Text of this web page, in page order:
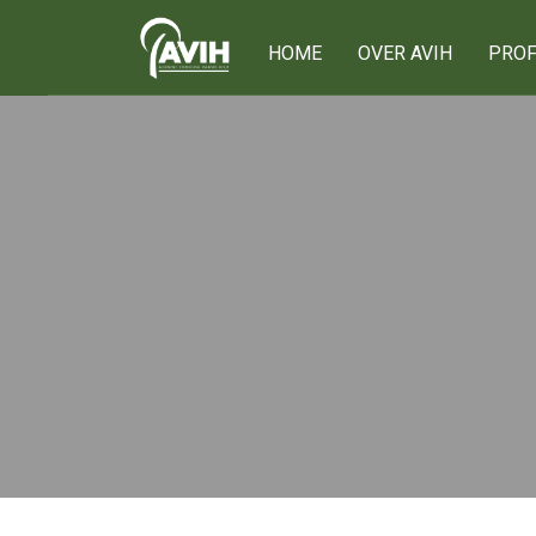
HOME OVER AVIH